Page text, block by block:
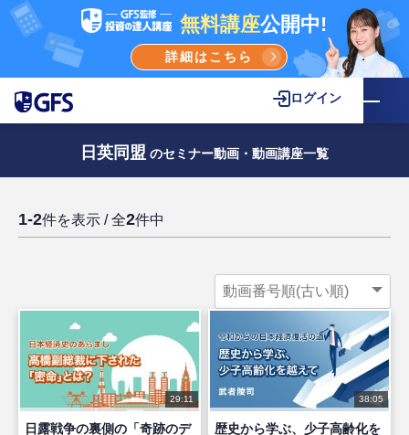
無料講座公開中!
詳細はこちら
ログイン
日英同盟 のセミナー動画・動画講座一覧
1-2件を表示 / 全2件中
29:11
日露戦争の裏側の「奇跡のデ
38:05
歴史から学ぶ、少子高齢化を